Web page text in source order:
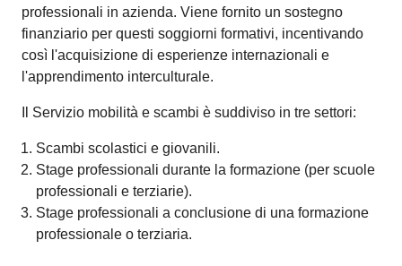
professionali in azienda. Viene fornito un sostegno
finanziario per questi soggiorni formativi, incentivando
così l'acquisizione di esperienze internazionali e
l'apprendimento interculturale.
Il Servizio mobilità e scambi è suddiviso in tre settori:
Scambi scolastici e giovanili.
Stage professionali durante la formazione (per scuole
professionali e terziarie).
Stage professionali a conclusione di una formazione
professionale o terziaria.